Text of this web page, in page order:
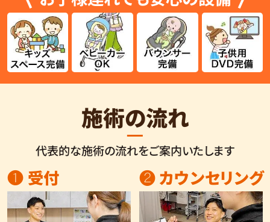
施術の流れ
代表的な施術の流れをご案内いたします
❶ 受付 ❷ カウンセリング